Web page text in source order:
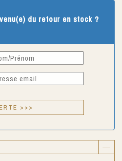
du retour en stock ?